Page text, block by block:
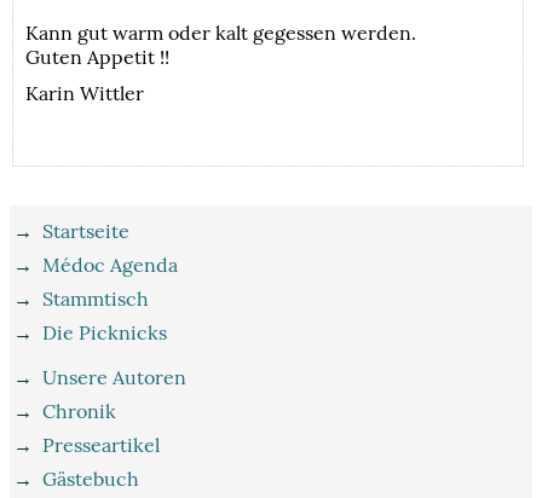
Kann gut warm oder kalt gegessen werden.
Guten Appetit !!
Karin Wittler
→ Startseite
→Médoc Agenda
→ Stammtisch
→ Die Picknicks
→Unsere Autoren
→Chronik
→ Presseartikel
→Gästebuch